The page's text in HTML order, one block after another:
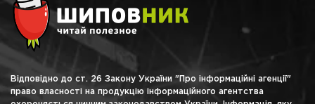
Відповідно до ст. 26 Закону України "Про інформаційні агенції"
право власності на продукцію інформаційного агентства